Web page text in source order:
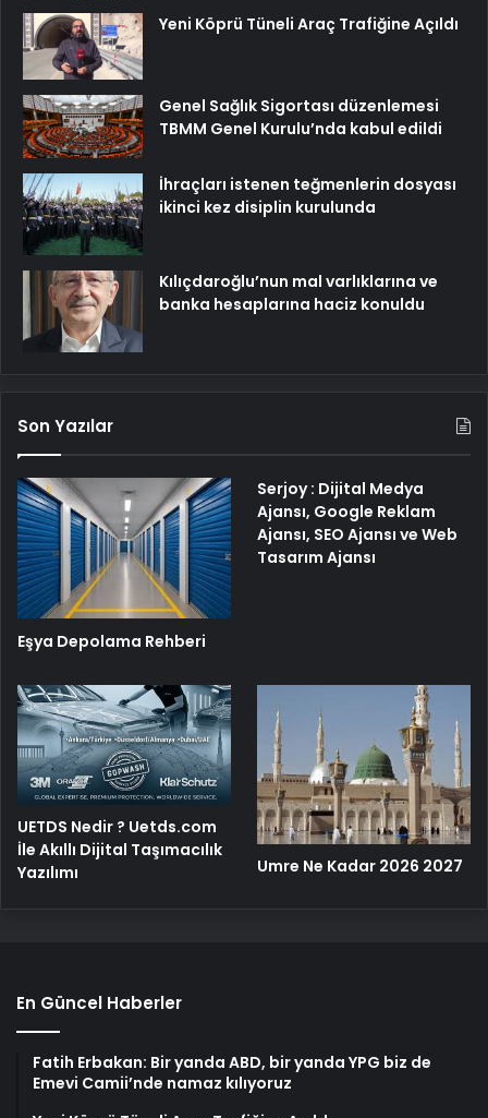
Yeni Köprü Tüneli Araç Trafiğine Açıldı
Genel Sağlık Sigortası düzenlemesi
TBMM Genel Kurulu’nda kabul edildi
İhraçları istenen teğmenlerin dosyası
ikinci kez disiplin kurulunda
Kılıçdaroğlu’nun mal varlıklarına ve
banka hesaplarına haciz konuldu
Son Yazılar
Eşya Depolama Rehberi
Serjoy : Dijital Medya
Ajansı, Google Reklam
Ajansı, SEO Ajansı ve Web
Tasarım Ajansı
UETDS Nedir ? Uetds.com
İle Akıllı Dijital Taşımacılık
Yazılımı
Umre Ne Kadar 2026 2027
En Güncel Haberler
Fatih Erbakan: Bir yanda ABD, bir yanda YPG biz de
Emevi Camii’nde namaz kılıyoruz